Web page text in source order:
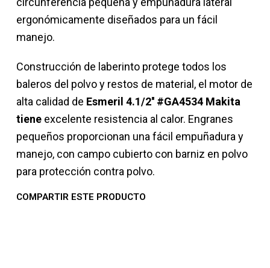
ergonómicamente diseñados para un fácil
manejo.
Construcción de laberinto protege todos los
baleros del polvo y restos de material, el motor de
alta calidad de Esmeril 4.1/2'' #GA4534 Makita
tiene excelente resistencia al calor. Engranes
pequeños proporcionan una fácil empuñadura y
manejo, con campo cubierto con barniz en polvo
para protección contra polvo.
COMPARTIR ESTE PRODUCTO